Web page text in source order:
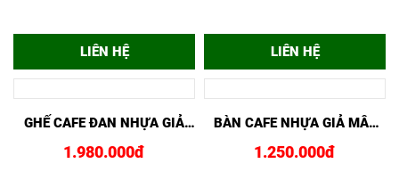
SẢN PHẨM CÙNG LOẠI
MẪU BỘ BÀN GHẾ CAFE